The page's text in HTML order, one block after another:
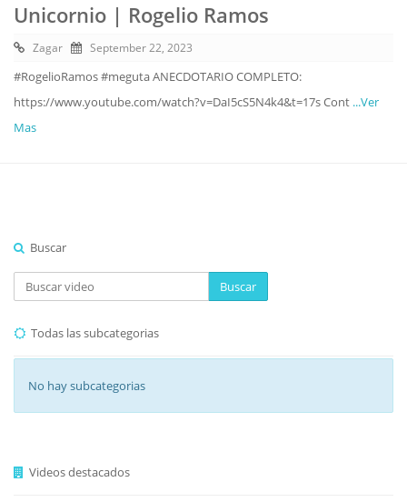
Unicornio | Rogelio Ramos
Zagar September 22, 2023
#RogelioRamos #meguta ANECDOTARIO COMPLETO:
https://www.youtube.com/watch?v=DaI5cS5N4k4&t=17s Cont ...Ver
Mas
Buscar
Buscar
Todas las subcategorias
No hay subcategorias
Videos destacados